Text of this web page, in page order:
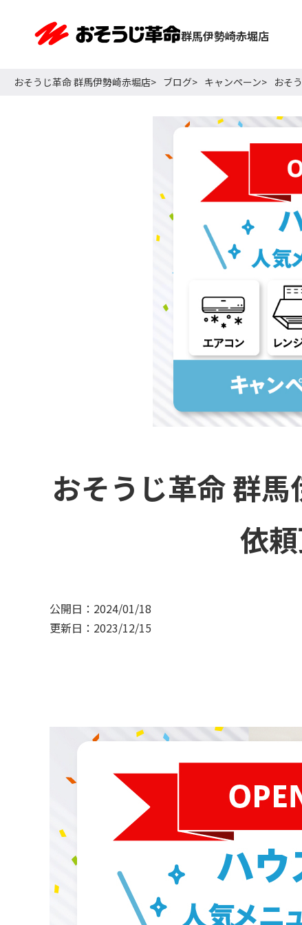
群馬伊勢崎赤堀店
おそうじ革命 群馬伊勢崎赤堀店 ブログ キャンペーン おそ
おそうじ革命 群
依
公開日：2024/01/18
更新日：2023/12/15